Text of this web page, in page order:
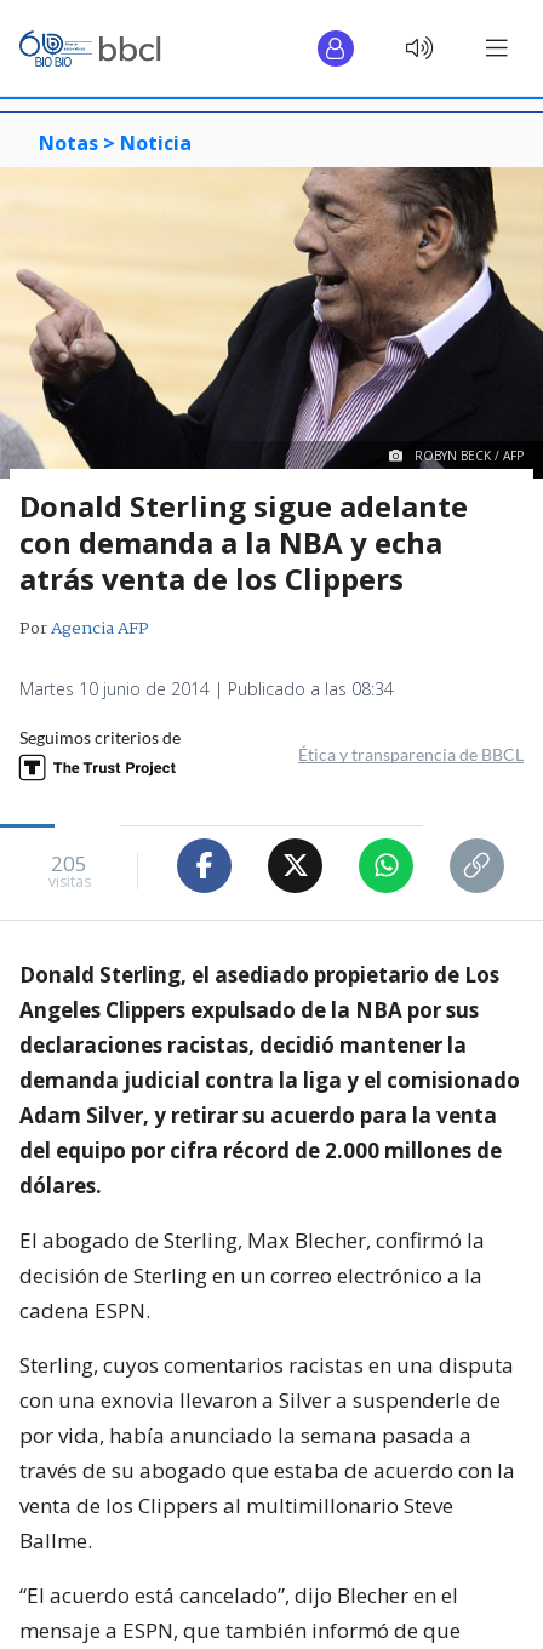
Notas > Noticia
ROBYN BECK / AFP
Donald Sterling sigue adelante
con demanda a la NBA y echa
atrás venta de los Clippers
PorAgencia AFP
Martes 10 junio de 2014 | Publicado a las 08:34
Seguimos criterios de
Ética y transparencia de BBCL
205
visitas
Donald Sterling, el asediado propietario de Los
Angeles Clippers expulsado de la NBA por sus
declaraciones racistas, decidió mantener la
demanda judicial contra la liga y el comisionado
Adam Silver, y retirar su acuerdo para la venta
del equipo por cifra récord de 2.000 millones de
dólares.
El abogado de Sterling, Max Blecher, confirmó la
decisión de Sterling en un correo electrónico a la
cadena ESPN.
Sterling, cuyos comentarios racistas en una disputa
con una exnovia llevaron a Silver a suspenderle de
por vida, había anunciado la semana pasada a
través de su abogado que estaba de acuerdo con la
venta de los Clippers al multimillonario Steve
Ballme.
“El acuerdo está cancelado”, dijo Blecher en el
mensaje a ESPN, que también informó de que